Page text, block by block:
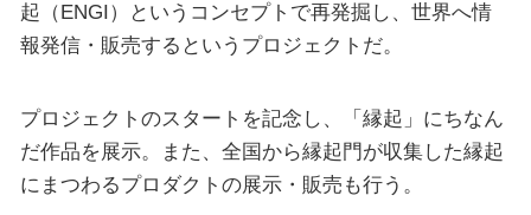
起（ENGI）というコンセプトで再発掘し、世界へ情
報発信・販売するというプロジェクトだ。
プロジェクトのスタートを記念し、「縁起」にちなん
だ作品を展示。また、全国から縁起門が収集した縁起
にまつわるプロダクトの展示・販売も行う。